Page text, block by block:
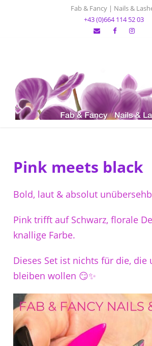
Fab & Fancy | Nails &
+43 (0)664 114 52 03
Pink meets black
Bold, laut & absolut
Pink trifft auf Schwarz, florale
knallige Farbe.
Dieses Set ist nichts für die, die
bleiben wollen 😏✨